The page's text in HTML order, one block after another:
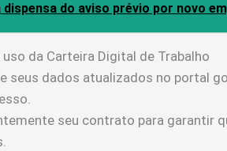
dispensa do aviso prévio por novo
da Carteira Digital de Trabalho
seus dados atualizados no portal
seu contrato para garantir